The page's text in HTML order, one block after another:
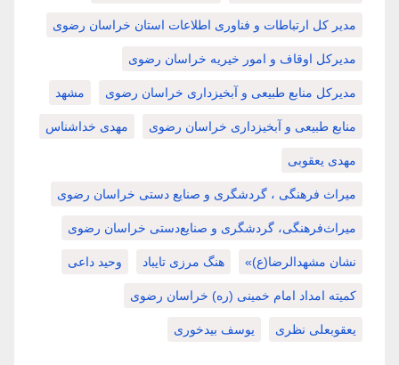
مدیر کل ارتباطات و فناوری اطلاعات استان خراسان رضوی
مدیرکل اوقاف و امور خیریه خراسان رضوی
مدیرکل منابع طبیعی و آبخیزداری خراسان رضوی مشهد
منابع طبیعی و آبخیزداری خراسان رضوی مهدی خداشناس
مهدی یعقوبی
میراث فرهنگی ، گردشگری و صنایع دستی خراسان رضوی
میراث‌فرهنگی، گردشگری و صنایع‌دستی خراسان رضوی
نشان مشهدالرضا(ع)» هنگ مرزی تایباد وحید داعی
کمیته امداد امام خمینی (ره) خراسان رضوی
یعقوبعلی نظری یوسف بیدخوری